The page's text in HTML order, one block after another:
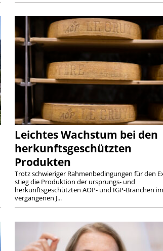
Leichtes Wachstum bei den
herkunftsgeschützten
Produkten
Trotz schwieriger Rahmenbedingungen für den
stieg die Produktion der ursprungs- und
herkunftsgeschützten AOP- und IGP-Branchen im
vergangenen J...